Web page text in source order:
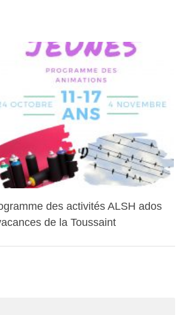
des activités ALSH ados
de la Toussaint